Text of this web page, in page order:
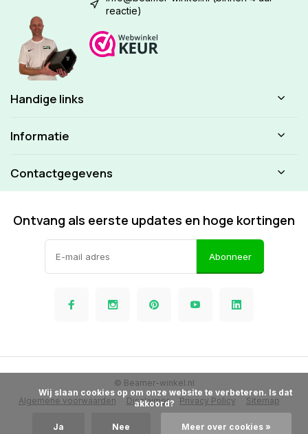
reactie)
Handige links
Informatie
Contactgegevens
Ontvang als eerste updates en hoge kortingen
Abonneer
Algemene voorwaarden Disclaimer Privacy Policy Sitemap
© Beamer-winkel.nl
akkoord?
Ja Nee Meer over cookies »